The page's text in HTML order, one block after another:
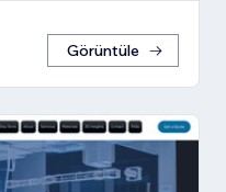
Görüntüle